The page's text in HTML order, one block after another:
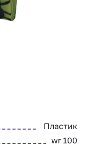
Пластик
wr 100